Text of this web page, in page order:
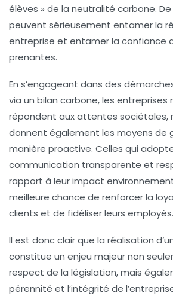
élèves » de la neutralité carbone.
peuvent sérieusement entamer la
entreprise et entamer la confiance
prenantes.
En s’engageant dans des
via un bilan carbone, les entreprises
répondent aux attentes sociétales,
donnent également les moyens de
manière proactive. Celles qui
communication transparente et
rapport à leur impact
meilleure chance de renforcer la
clients et de fidéliser leurs employés.
Il est donc clair que la réalisation
constitue un enjeu majeur non
respect de la législation, mais
pérennité et l’intégrité de